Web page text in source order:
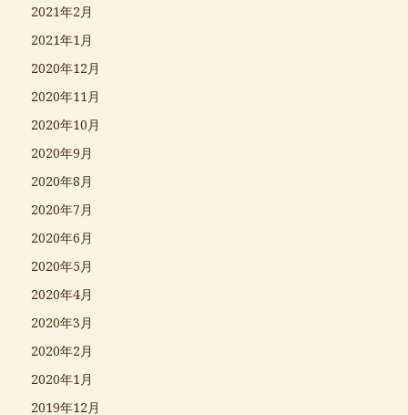
2021年2月
2021年1月
2020年12月
2020年11月
2020年10月
2020年9月
2020年8月
2020年7月
2020年6月
2020年5月
2020年4月
2020年3月
2020年2月
2020年1月
2019年12月